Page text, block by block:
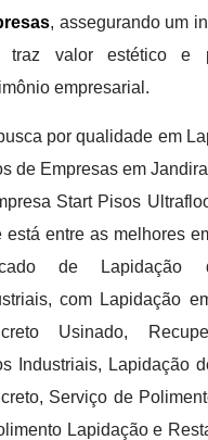
, assegurando um
traz valor estético e
empresarial.
por qualidade em
de Empresas em
Start Pisos
está entre as melhores
de Lapidação
com Lapidação
Usinado,
Industriais, Lapidação
Serviço de
Lapidação e